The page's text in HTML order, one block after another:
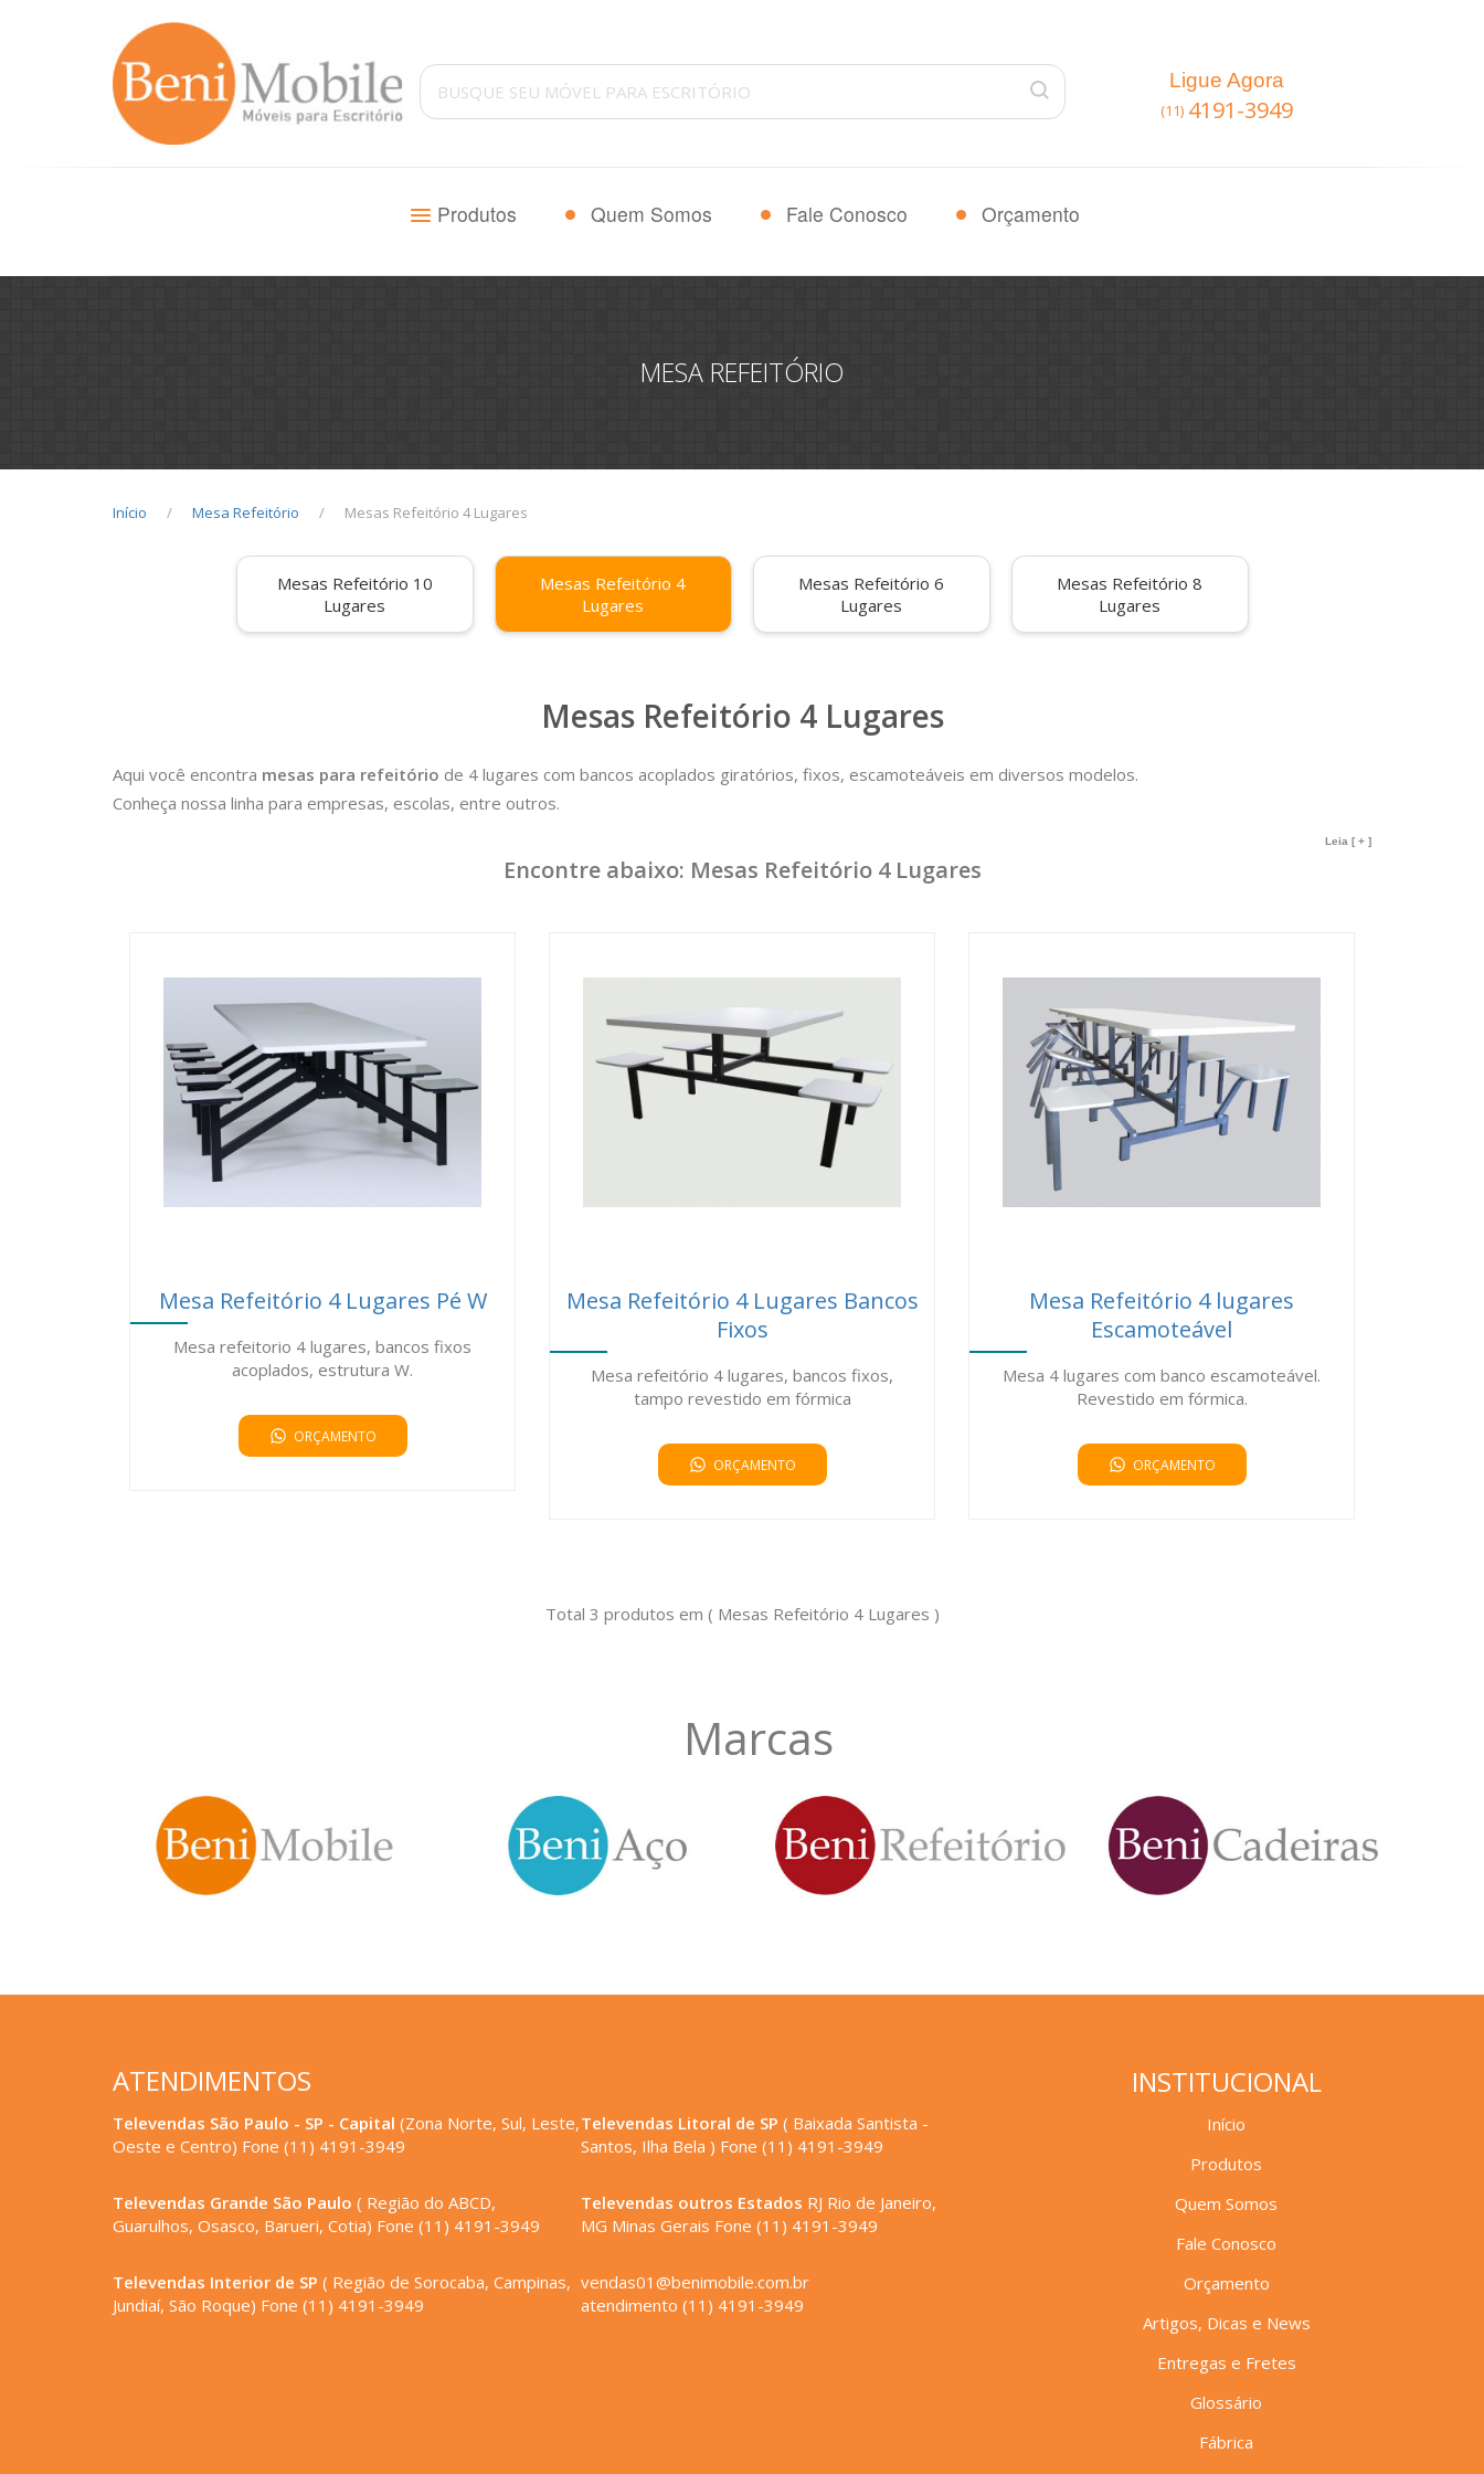
Ligue Agora
(11) 4191-3949
Produtos Quem Somos Fale Conosco Orçamento
MESA REFEITÓRIO
Início Mesa Refeitório Mesas Refeitório 4 Lugares
Mesas Refeitório 10
Lugares
Mesas Refeitório 4
Lugares
Mesas Refeitório 6
Lugares
Mesas Refeitório 8
Lugares
Mesas Refeitório 4 Lugares
Aqui você encontra mesas para refeitório de 4 lugares com bancos acoplados giratórios, fixos, escamoteáveis em diversos modelos.
Conheça nossa linha para empresas, escolas, entre outros.
BeniMobile é uma loja de móveis de escritório localizado em São Paulo - SP , reconhecida por operar com preço baixo e parcelar em 3 vezes sem juros(*). Ou se
Leia [ + ]
Encontre abaixo: Mesas Refeitório 4 Lugares
Mesa Refeitório 4 Lugares Pé W
Mesa refeitorio 4 lugares, bancos fixos
acoplados, estrutura W.
ORÇAMENTO
Mesa Refeitório 4 Lugares Bancos
Fixos
Mesa refeitório 4 lugares, bancos fixos,
tampo revestido em fórmica
ORÇAMENTO
Mesa Refeitório 4 lugares
Escamoteável
Mesa 4 lugares com banco escamoteável.
Revestido em fórmica.
ORÇAMENTO
Total 3 produtos em ( Mesas Refeitório 4 Lugares )
Marcas
ATENDIMENTOS
Televendas São Paulo - SP - Capital (Zona Norte, Sul, Leste,
Oeste e Centro) Fone (11) 4191-3949
Televendas Grande São Paulo ( Região do ABCD,
Guarulhos, Osasco, Barueri, Cotia) Fone (11) 4191-3949
Televendas Interior de SP ( Região de Sorocaba, Campinas,
Jundiaí, São Roque) Fone (11) 4191-3949
Televendas Litoral de SP ( Baixada Santista -
Santos, Ilha Bela ) Fone (11) 4191-3949
Televendas outros Estados RJ Rio de Janeiro,
MG Minas Gerais Fone (11) 4191-3949
vendas01@benimobile.com.br
atendimento (11) 4191-3949
INSTITUCIONAL
Início
Produtos
Quem Somos
Fale Conosco
Orçamento
Artigos, Dicas e News
Entregas e Fretes
Glossário
Fábrica